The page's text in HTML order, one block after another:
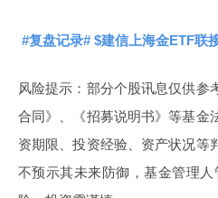
#复盘记录# $建信上海金ETF联
风险提示：部分个股讯息仅供参
合同》、《招募说明书》等基金
资期限、投资经验、资产状况等
不预示其未来防御，基金管理